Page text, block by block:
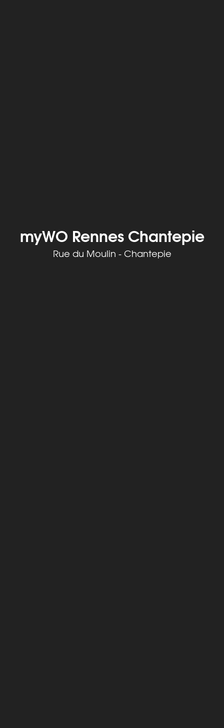
myWO Rennes Chantepie
Rue du Moulin - Chantepie